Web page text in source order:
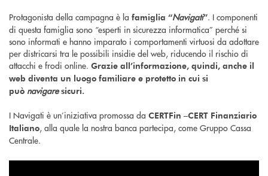
Protagonista della campagna è la famiglia “Navigati”. I componenti
di questa famiglia sono “esperti in sicurezza informatica” perché si
sono informati e hanno imparato i comportamenti virtuosi da adottare
per districarsi tra le possibili insidie del web, riducendo il rischio di
attacchi e frodi online. Grazie all’informazione, quindi, anche il
web diventa un luogo familiare e protetto in cui si
può navigaresicuri.
I Navigati è un’iniziativa promossa da CERTFin –CERT Finanziario
Italiano, alla quale la nostra banca partecipa, come Gruppo Cassa
Centrale.